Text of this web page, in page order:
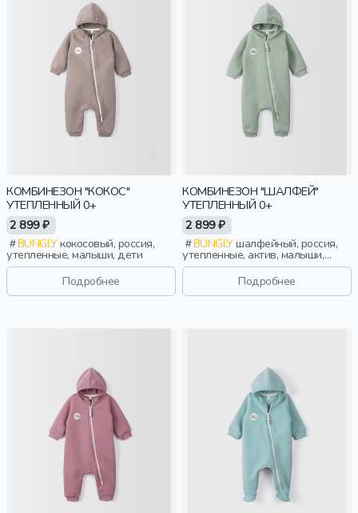
КОМБИНЕЗОН "КОКОС"
УТЕПЛЕННЫЙ 0+
2 899 ₽
BUNGLYкокосовый, россия,
утепленные, малыши, дети
Подробнее
КОМБИНЕЗОН "ШАЛФЕЙ"
УТЕПЛЕННЫЙ 0+
2 899 ₽
BUNGLYшалфейный, россия,
утепленные, актив, малыши,
дети
Подробнее